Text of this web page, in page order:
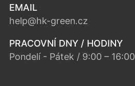
EMAIL
help@hk-green.cz
PRACOVNÍ DNY / HODINY
Pondelí - Pátek / 9:00 – 16:00